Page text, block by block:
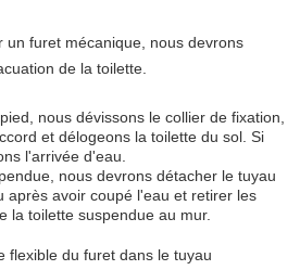
un furet mécanique, nous devrons
de la toilette.
nous dévissons le collier de fixation,
et délogeons la toilette du sol. Si
l'arrivée d'eau.
nous devrons détacher le tuyau
après avoir coupé l'eau et retirer les
la toilette suspendue au mur.
flexible du furet dans le tuyau